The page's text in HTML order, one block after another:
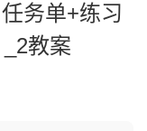
务单+练习
_2教案